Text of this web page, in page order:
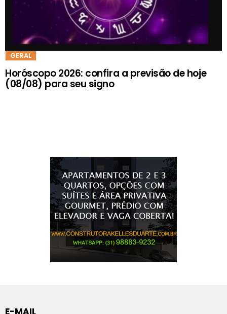
GERAL
Horóscopo 2026: confira a previsão de hoje
(08/08) para seu signo
E-MAIL